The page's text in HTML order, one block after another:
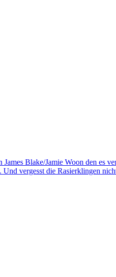
Blake/Jamie Woon den es
Und vergesst die Rasierklingen